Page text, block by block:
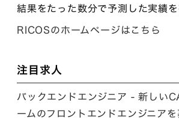
結果をたった数分で予測した実績を
RICOSのホームページはこちら
注目求人
バックエンドエンジニア - 新しい
ームのフロントエンドエンジニアを